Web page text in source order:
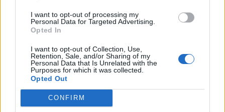
I want to opt-out of processing my
Personal Data for Targeted Advertising.
Opted In
I want to opt-out of Collection, Use,
Retention, Sale, and/or Sharing of my
Personal Data that Is Unrelated with the
Purposes for which it was collected.
Opted Out
CONFIRM
Brezposelnost sezonsko nekoliko višja
8. avgust 2026